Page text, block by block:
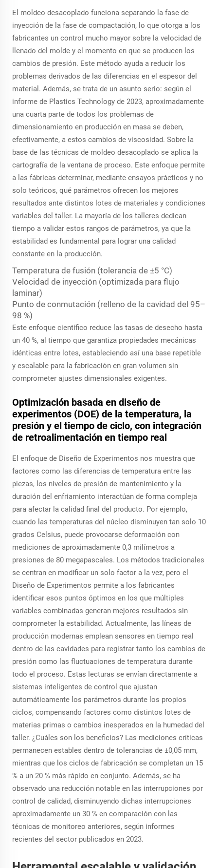
El moldeo desacoplado funciona separando la fase de
inyección de la fase de compactación, lo que otorga a los
fabricantes un control mucho mayor sobre la velocidad de
llenado del molde y el momento en que se producen los
cambios de presión. Este método ayuda a reducir los
problemas derivados de las diferencias en el espesor del
material. Además, se trata de un asunto serio: según el
informe de Plastics Technology de 2023, aproximadamente
una cuarta parte de todos los problemas de
dimensionamiento en producción en masa se deben,
efectivamente, a estos cambios de viscosidad. Sobre la
base de las técnicas de moldeo desacoplado se aplica la
cartografía de la ventana de proceso. Este enfoque permite
a las fábricas determinar, mediante ensayos prácticos y no
solo teóricos, qué parámetros ofrecen los mejores
resultados ante distintos lotes de materiales y condiciones
variables del taller. La mayoría de los talleres dedican
tiempo a validar estos rangos de parámetros, ya que la
estabilidad es fundamental para lograr una calidad
constante en la producción.
Temperatura de fusión (tolerancia de ±5 °C)
Velocidad de inyección (optimizada para flujo
laminar)
Punto de conmutación (relleno de la cavidad del 95–
98 %)
Este enfoque científico reduce las tasas de desecho hasta
un 40 %, al tiempo que garantiza propiedades mecánicas
idénticas entre lotes, estableciendo así una base repetible
y escalable para la fabricación en gran volumen sin
comprometer ajustes dimensionales exigentes.
Optimización basada en diseño de
experimentos (DOE) de la temperatura, la
presión y el tiempo de ciclo, con integración
de retroalimentación en tiempo real
El enfoque de Diseño de Experimentos nos muestra que
factores como las diferencias de temperatura entre las
piezas, los niveles de presión de mantenimiento y la
duración del enfriamiento interactúan de forma compleja
para afectar la calidad final del producto. Por ejemplo,
cuando las temperaturas del núcleo disminuyen tan solo 10
grados Celsius, puede provocarse deformación con
mediciones de aproximadamente 0,3 milímetros a
presiones de 80 megapascales. Los métodos tradicionales
se centran en modificar un solo factor a la vez, pero el
Diseño de Experimentos permite a los fabricantes
identificar esos puntos óptimos en los que múltiples
variables combinadas generan mejores resultados sin
comprometer la estabilidad. Actualmente, las líneas de
producción modernas emplean sensores en tiempo real
dentro de las cavidades para registrar tanto los cambios de
presión como las fluctuaciones de temperatura durante
todo el proceso. Estas lecturas se envían directamente a
sistemas inteligentes de control que ajustan
automáticamente los parámetros durante los propios
ciclos, compensando factores como distintos lotes de
materias primas o cambios inesperados en la humedad del
taller. ¿Cuáles son los beneficios? Las mediciones críticas
permanecen estables dentro de tolerancias de ±0,05 mm,
mientras que los ciclos de fabricación se completan un 15
% a un 20 % más rápido en conjunto. Además, se ha
observado una reducción notable en las interrupciones por
control de calidad, disminuyendo dichas interrupciones
aproximadamente un 30 % en comparación con las
técnicas de monitoreo anteriores, según informes
recientes del sector publicados en 2023.